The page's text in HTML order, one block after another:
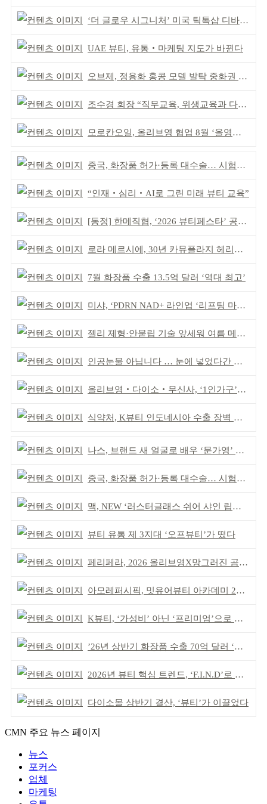
‘더 글로우 시그니처’ 미국 틱톡샵 디바이스 부문 1위
UAE 뷰티, 유통‧마케팅 지도가 바뀐다
오브제, 정용화 홍콩 모델 발탁 중화권 공략 강화
조수경 회장 “직무교육, 위생교육과 다르다”
모로칸오일, 올리브영 협업 8월 ‘올영픽’ 선정
중국, 화장품 허가·등록 대수술… 시험자료 공용 허용
“인재‧심리‧AI로 그린 미래 뷰티 교육”
[동정] 한메직협, ‘2026 뷰티페스타’ 공동 주최
로라 메르시에, 30년 카뮤플라지 헤리티지 담아
7월 화장품 수출 13.5억 달러 ‘역대 최고’
미샤, ‘PDRN NAD+ 라인업 ‘리프팅 마스크’ 출시
젤리 제형·안묻립 기술 앞세워 여름 메이크업 시장 공략
인공눈물 아닙니다 … 눈에 넣었다간 각막 손상
올리브영‧다이소‧무신사, ‘1인가구’가 이끈다
식약처, K뷰티 인도네시아 수출 장벽 완화 성과
나스, 브랜드 새 얼굴로 배우 ‘문가영’ 발탁
중국, 화장품 허가·등록 대수술… 시험자료 공용 허용
맥, NEW ‘러스터글래스 쉬어 샤인 립스틱’ 출시
뷰티 유통 제 3지대 ‘오프뷰티’가 떴다
페리페라, 2026 올리브영X망그러진 곰 콜라보
아모레퍼시픽, 밋유어뷰티 아카데미 2기 발대식
K뷰티, ‘가성비’ 아닌 ‘프리미엄’으로 승부걸어야
’26년 상반기 화장품 수출 70억 달러 ‘역대 최고’
2026년 뷰티 핵심 트렌드, ‘F.I.N.D’로 읽는다
다이소몰 상반기 결산, ‘뷰티’가 이끌었다
CMN 주요 뉴스 페이지
뉴스
포커스
업체
마케팅